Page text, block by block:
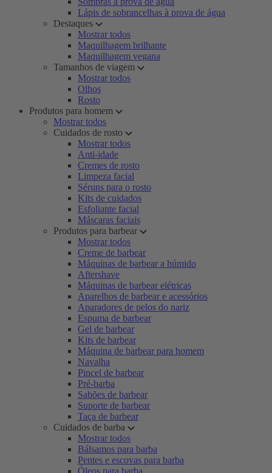
Lápis de sobrancelhas à prova de água
Destaques
Mostrar todos
Maquilhagem brilhante
Maquilhagem vegana
Tamanhos de viagem
Mostrar todos
Olhos
Rosto
Produtos para homem
Mostrar todos
Cuidados de rosto
Mostrar todos
Anti-idade
Cremes de rosto
Limpeza facial
Séruns para o rosto
Kits de cuidados
Esfoliante facial
Máscaras faciais
Produtos para barbear
Mostrar todos
Creme de barbear
Máquinas de barbear a húmido
Aftershave
Máquinas de barbear elétricas
Aparelhos de barbear e acessórios
Aparadores de pelos do nariz
Espuma de barbear
Gel de barbear
Kits de barbear
Máquina de barbear para homem
Navalha
Pincel de barbear
Pré-barba
Sabões de barbear
Suporte de barbear
Taça de barbear
Cuidados de barba
Mostrar todos
Bálsamos para barba
Pentes e escovas para barba
Óleos para barba